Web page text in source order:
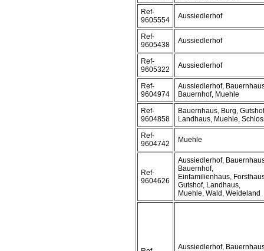
Ref-
9605554
Aussiedlerhof
Ref-
9605438
Aussiedlerhof
Ref-
9605322
Aussiedlerhof
Ref-
9604974
Aussiedlerhof,
Bauernhof, Muehle
Ref-
9604858
Bauernhaus, Burg,
Landhaus, Muehle,
Ref-
9604742
Muehle
Ref-
9604626
Aussiedlerhof,
Bauernhof,
Einfamilienhaus,
Gutshof, Landhaus,
Muehle, Wald, Weideland
Aussiedlerhof,